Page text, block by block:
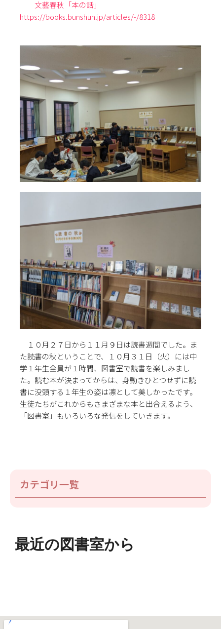
文藝春秋「本の話」
https://books.bunshun.jp/articles/-/8318
１０月２７日から１１月９日は読書週間でした。ま
た読書の秋ということで、１０月３１日（火）には中
学１年生全員が１時間、図書室で読書を楽しみまし
た。読む本が決まってからは、身動きひとつせずに読
書に没頭する１年生の姿は凛として美しかったです。
生徒たちがこれからもさまざまな本と出合えるよう、
「図書室」もいろいろな発信をしていきます。
カテゴリ一覧
最近の図書室から